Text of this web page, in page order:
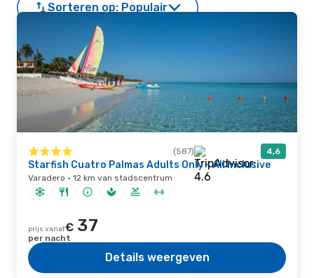
Sorteren op: Populair
(587) 4,6
Starfish Cuatro Palmas Adults Only - All Inclusive
Varadero · 12 km van stadscentrum
prijs vanaf€ 37
per nacht
Details weergeven